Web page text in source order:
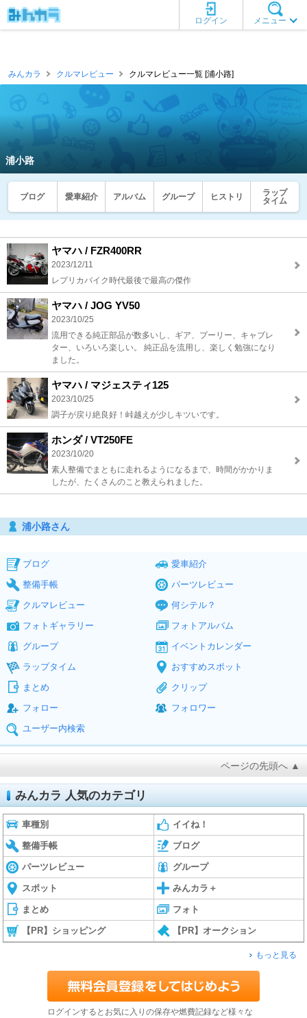
メニュー
ログイン
みんカラ クルマレビュー クルマレビュー一覧 [浦小路]
浦小路
ブログ 愛車紹介 アルバム グループ ヒストリ
ラップ
タイム
ヤマハ / FZR400RR
2023/12/11
レプリカバイク時代最後で最高の傑作
ヤマハ / JOG YV50
2023/10/25
流用できる純正部品が数多いし、ギア、プーリー、キャブレ
ター、いろいろ楽しい。 純正品を流用し、楽しく勉強になり
ました。
ヤマハ / マジェスティ125
2023/10/25
調子が戻り絶良好！峠越えが少しキツいです。
ホンダ / VT250FE
2023/10/20
素人整備でまともに走れるようになるまで、時間がかかりま
したが、たくさんのこと教えられました。
浦小路さん
ブログ
愛車紹介
整備手帳
パーツレビュー
クルマレビュー
何シテル？
フォトギャラリー
フォトアルバム
グループ
イベントカレンダー
ラップタイム
おすすめスポット
まとめ
クリップ
フォロー
フォロワー
ユーザー内検索
ページの先頭へ ▲
みんカラ 人気のカテゴリ
車種別 イイね！
整備手帳 ブログ
パーツレビュー グループ
スポット みんカラ＋
まとめ フォト
【PR】ショッピング 【PR】オークション
もっと見る
ログインするとお気に入りの保存や燃費記録など様々な